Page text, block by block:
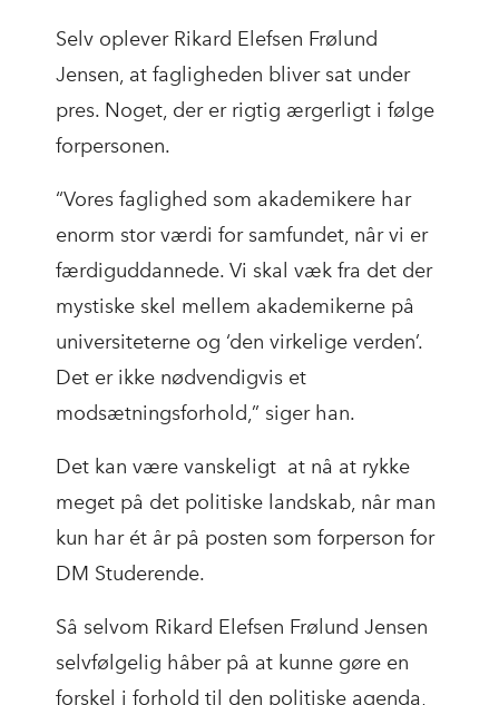
Selv oplever Rikard Elefsen Frølund
Jensen, at fagligheden bliver sat under
pres. Noget, der er rigtig ærgerligt i følge
forpersonen.
“Vores faglighed som akademikere har
enorm stor værdi for samfundet, når vi er
færdiguddannede. Vi skal væk fra det der
mystiske skel mellem akademikerne på
universiteterne og ‘den virkelige verden’.
Det er ikke nødvendigvis et
modsætningsforhold,” siger han.
Det kan være vanskeligt at nå at rykke
meget på det politiske landskab, når man
kun har ét år på posten som forperson for
DM Studerende.
Så selvom Rikard Elefsen Frølund Jensen
selvfølgelig håber på at kunne gøre en
forskel i forhold til den politiske agenda,